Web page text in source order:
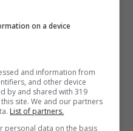
documentato da
della SS
chiara isegni di
dello
in tutti i modi ad
on a device
and information from
and other device
by and shared with 319
site. We and our partners
List of partners.
personal data on the basis